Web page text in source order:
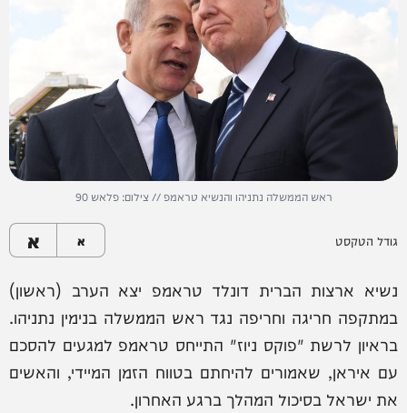
ראש הממשלה נתניהו והנשיא טראמפ // צילום: פלאש 90
גודל הטקסט א א
נשיא ארצות הברית דונלד טראמפ יצא הערב (ראשון)
במתקפה חריגה וחריפה נגד ראש הממשלה בנימין נתניהו.
בראיון לרשת "פוקס ניוז" התייחס טראמפ למגעים להסכם
עם איראן, שאמורים להיחתם בטווח הזמן המיידי, והאשים
את ישראל בסיכול המהלך ברגע האחרון.